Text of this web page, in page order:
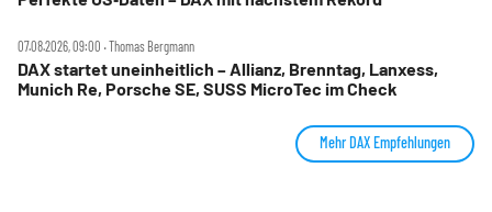
07.08.2026, 09:00 ‧ Thomas Bergmann
DAX startet uneinheitlich – Allianz, Brenntag, Lanxess,
Munich Re, Porsche SE, SUSS MicroTec im Check
Mehr DAX Empfehlungen